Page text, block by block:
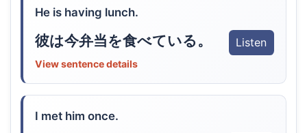
He is having lunch.
彼は今弁当を食べている。 Listen
View sentence details
I met him once.